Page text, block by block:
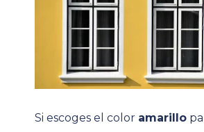
Si escoges el color amarillo